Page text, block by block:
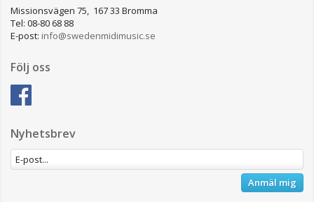
Missionsvägen 75, 167 33 Bromma
Tel: 08-80 68 88
E-post: info@swedenmidimusic.se
Följ oss
Nyhetsbrev
Anmäl mig